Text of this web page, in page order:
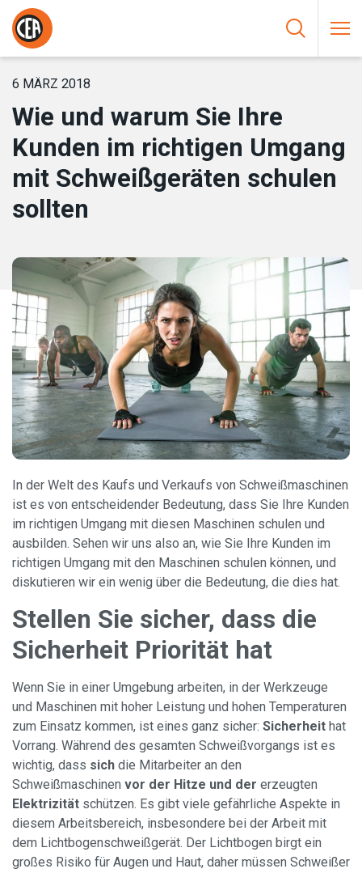
Zum Inhalt springen
HOME/
RICHTIGEN UMGANG MIT SCHWEISSGERÄTEN SCHULEN SOLLTEN
6 MÄRZ 2018
Wie und warum Sie Ihre
Kunden im richtigen Umgang
mit Schweißgeräten schulen
sollten
In der Welt des Kaufs und Verkaufs von Schweißmaschinen
ist es von entscheidender Bedeutung, dass Sie Ihre Kunden
im richtigen Umgang mit diesen Maschinen schulen und
ausbilden. Sehen wir uns also an, wie Sie Ihre Kunden im
richtigen Umgang mit den Maschinen schulen können, und
diskutieren wir ein wenig über die Bedeutung, die dies hat.
Stellen Sie sicher, dass die
Sicherheit Priorität hat
Wenn Sie in einer Umgebung arbeiten, in der Werkzeuge
und Maschinen mit hoher Leistung und hohen Temperaturen
zum Einsatz kommen, ist eines ganz sicher: Sicherheit hat
Vorrang. Während des gesamten Schweißvorgangs ist es
wichtig, dass sich die Mitarbeiter an den
Schweißmaschinen vor der Hitze und der erzeugten
Elektrizität schützen. Es gibt viele gefährliche Aspekte in
diesem Arbeitsbereich, insbesondere bei der Arbeit mit
dem Lichtbogenschweißgerät. Der Lichtbogen birgt ein
großes Risiko für Augen und Haut, daher müssen Schweißer